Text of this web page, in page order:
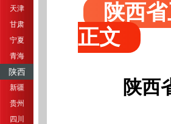
天津
甘肃
宁夏
青海
陕西
新疆
贵州
四川
陕西
正文
陕西